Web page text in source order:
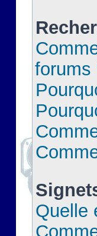
forums
Quelle